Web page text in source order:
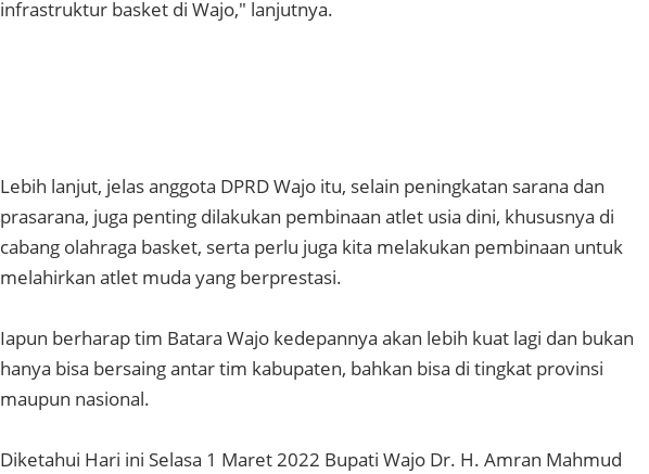
infrastruktur basket di Wajo," lanjutnya.
Lebih lanjut, jelas anggota DPRD Wajo itu, selain peningkatan sarana dan
prasarana, juga penting dilakukan pembinaan atlet usia dini, khususnya di
cabang olahraga basket, serta perlu juga kita melakukan pembinaan untuk
melahirkan atlet muda yang berprestasi.
Iapun berharap tim Batara Wajo kedepannya akan lebih kuat lagi dan bukan
hanya bisa bersaing antar tim kabupaten, bahkan bisa di tingkat provinsi
maupun nasional.
Diketahui Hari ini Selasa 1 Maret 2022 Bupati Wajo Dr. H. Amran Mahmud